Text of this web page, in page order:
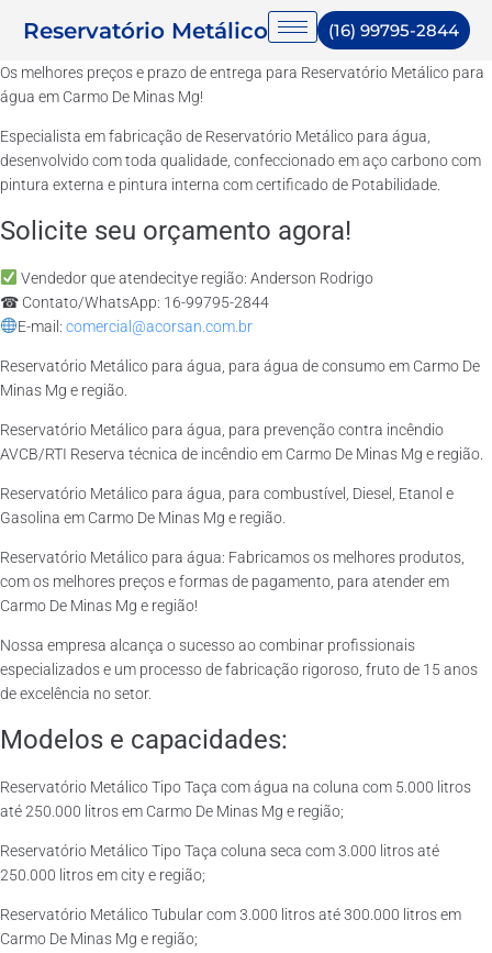
Reservatório Metálico (16) 99795-2844
Os melhores preços e prazo de entrega para Reservatório Metálico para
água em Carmo De Minas Mg!
Especialista em fabricação de Reservatório Metálico para água,
desenvolvido com toda qualidade, confeccionado em aço carbono com
pintura externa e pintura interna com certificado de Potabilidade.
Solicite seu orçamento agora!
Vendedor que atendecitye região: Anderson Rodrigo
☎ Contato/WhatsApp: 16-99795-2844
E-mail: comercial@acorsan.com.br
Reservatório Metálico para água, para água de consumo em Carmo De
Minas Mg e região.
Reservatório Metálico para água, para prevenção contra incêndio
AVCB/RTI Reserva técnica de incêndio em Carmo De Minas Mg e região.
Reservatório Metálico para água, para combustível, Diesel, Etanol e
Gasolina em Carmo De Minas Mg e região.
Reservatório Metálico para água: Fabricamos os melhores produtos,
com os melhores preços e formas de pagamento, para atender em
Carmo De Minas Mg e região!
Nossa empresa alcança o sucesso ao combinar profissionais
especializados e um processo de fabricação rigoroso, fruto de 15 anos
de excelência no setor.
Modelos e capacidades:
Reservatório Metálico Tipo Taça com água na coluna com 5.000 litros
até 250.000 litros em Carmo De Minas Mg e região;
Reservatório Metálico Tipo Taça coluna seca com 3.000 litros até
250.000 litros em city e região;
Reservatório Metálico Tubular com 3.000 litros até 300.000 litros em
Carmo De Minas Mg e região;